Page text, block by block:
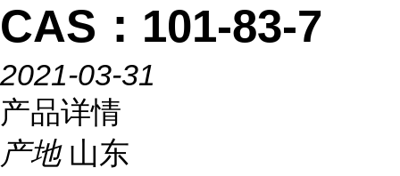
CAS：101-83-7
2021-03-31
产品详情
产地 山东